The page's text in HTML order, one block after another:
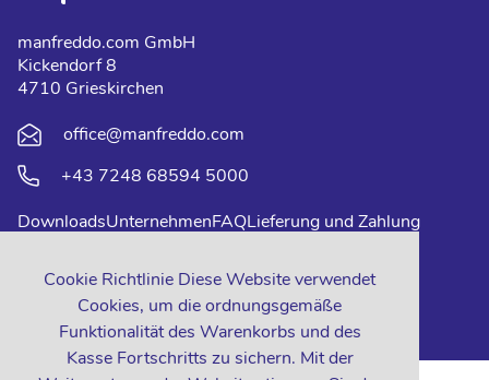
Cookie Richtlinie Diese Website verwendet
Cookies, um die ordnungsgemäße
Funktionalität des Warenkorbs und des
Kasse Fortschritts zu sichern. Mit der
manfreddo.com GmbH
Kickendorf 8
4710 Grieskirchen
office@manfreddo.com
+43 7248 68594 5000
DownloadsUnternehmenFAQLieferung und Zahlung